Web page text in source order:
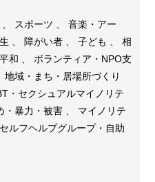
スポーツ 、 音楽・アー
、 障がい者 、 子ども 、 相
和 、 ボランティア・NPO支
域・まち・居場所づくり
・セクシュアルマイノリテ
・暴力・被害 、 マイノリテ
ルフヘルプグループ・自助